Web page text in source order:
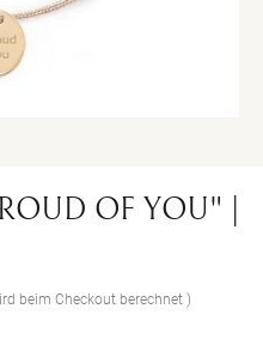
OF YOU" |
beim Checkout berechnet )